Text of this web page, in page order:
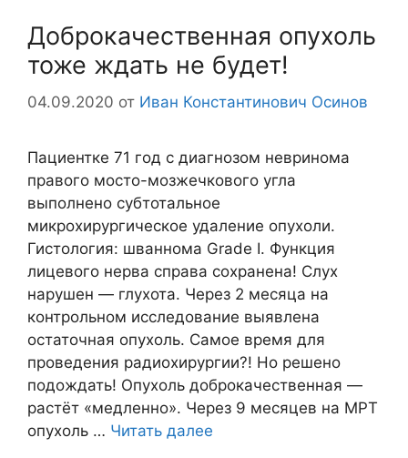
Доброкачественная опухоль
тоже ждать не будет!
04.09.2020 от Иван Константинович Осинов
Пациентке 71 год с диагнозом невринома
правого мосто-мозжечкового угла
выполнено субтотальное
микрохирургическое удаление опухоли.
Гистология: шваннома Grade I. Функция
лицевого нерва справа сохранена! Слух
нарушен — глухота. Через 2 месяца на
контрольном исследование выявлена
остаточная опухоль. Самое время для
проведения радиохирургии?! Но решено
подождать! Опухоль доброкачественная —
растёт «медленно». Через 9 месяцев на МРТ
опухоль … Читать далее